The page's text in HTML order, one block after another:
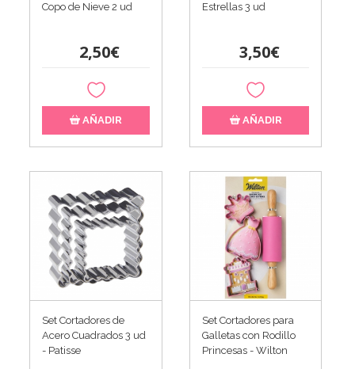
Copo de Nieve 2 ud
2,50€
AÑADIR
Estrellas 3 ud
3,50€
AÑADIR
Set Cortadores de
Acero Cuadrados 3 ud
- Patisse
Set Cortadores para
Galletas con Rodillo
Princesas - Wilton